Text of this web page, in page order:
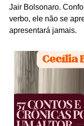
Jair Bolsonaro.
verbo, ele não se
apresentará jamais.